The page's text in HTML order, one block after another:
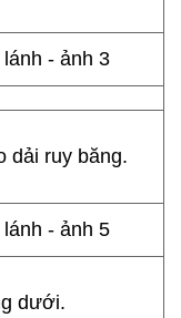
dải ruy băng.
dưới.